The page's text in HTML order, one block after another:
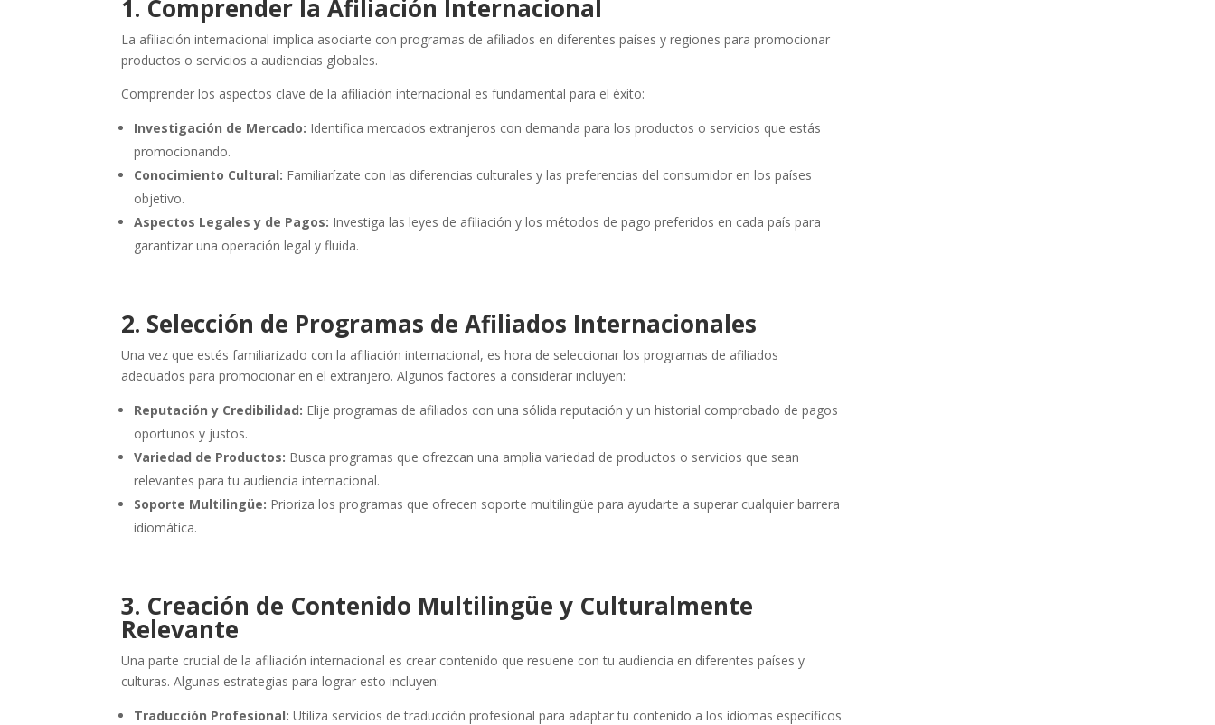
1. Comprender la Afiliación Internacional
La afiliación internacional implica asociarte con programas de afiliados en diferentes países y regiones para promocionar
productos o servicios a audiencias globales.
Comprender los aspectos clave de la afiliación internacional es fundamental para el éxito:
Investigación de Mercado: Identifica mercados extranjeros con demanda para los productos o servicios que estás
promocionando.
Conocimiento Cultural: Familiarízate con las diferencias culturales y las preferencias del consumidor en los países
objetivo.
Aspectos Legales y de Pagos: Investiga las leyes de afiliación y los métodos de pago preferidos en cada país para
garantizar una operación legal y fluida.
2. Selección de Programas de Afiliados Internacionales
Una vez que estés familiarizado con la afiliación internacional, es hora de seleccionar los programas de afiliados
adecuados para promocionar en el extranjero. Algunos factores a considerar incluyen:
Reputación y Credibilidad: Elije programas de afiliados con una sólida reputación y un historial comprobado de pagos
oportunos y justos.
Variedad de Productos: Busca programas que ofrezcan una amplia variedad de productos o servicios que sean
relevantes para tu audiencia internacional.
Soporte Multilingüe: Prioriza los programas que ofrecen soporte multilingüe para ayudarte a superar cualquier barrera
idiomática.
3. Creación de Contenido Multilingüe y Culturalmente
Relevante
Una parte crucial de la afiliación internacional es crear contenido que resuene con tu audiencia en diferentes países y
culturas. Algunas estrategias para lograr esto incluyen:
Traducción Profesional: Utiliza servicios de traducción profesional para adaptar tu contenido a los idiomas específicos